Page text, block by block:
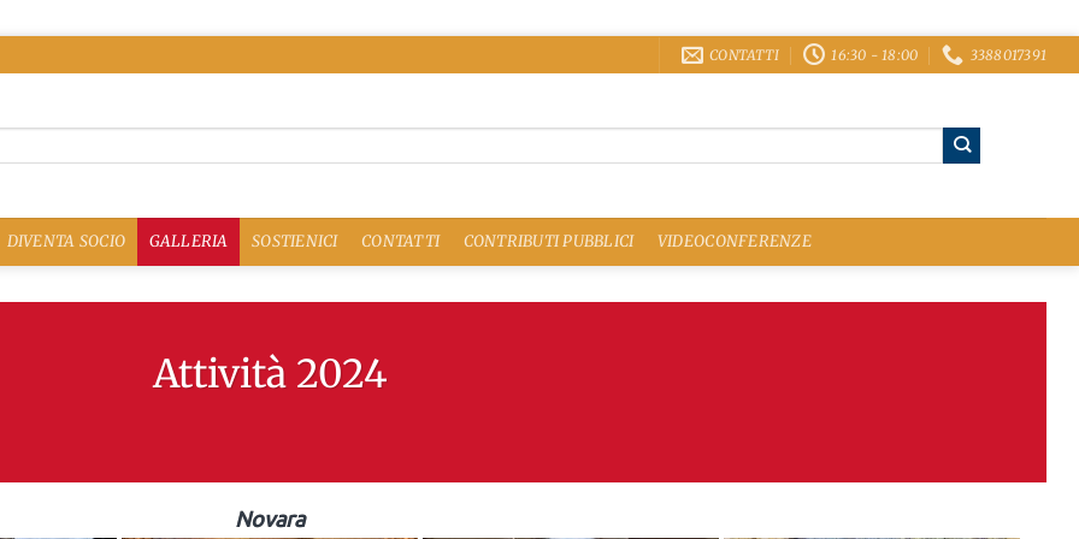
CONTATTI 16:30 - 18:00 3388017391
DIVENTA SOCIO GALLERIA SOSTIENICI CONTATTI CONTRIBUTI PUBBLICI VIDEOCONFERENZE
Attività 2024
Novara